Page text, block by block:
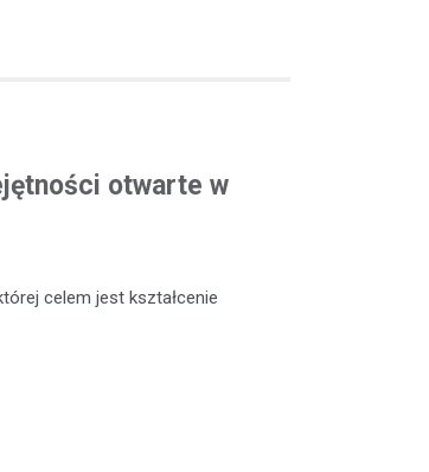
otwarte w
celem jest kształcenie